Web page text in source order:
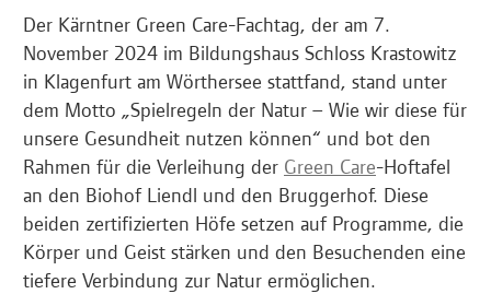
a
t
i
o
Der Kärntner Green Care-Fachtag, der am 7.
November 2024 im Bildungshaus Schloss Krastowitz
in Klagenfurt am Wörthersee stattfand, stand unter
dem Motto „Spielregeln der Natur – Wie wir diese für
unsere Gesundheit nutzen können“ und bot den
Rahmen für die Verleihung der Green Care-Hoftafel
an den Biohof Liendl und den Bruggerhof. Diese
beiden zertifizierten Höfe setzen auf Programme, die
Körper und Geist stärken und den Besuchenden eine
tiefere Verbindung zur Natur ermöglichen.